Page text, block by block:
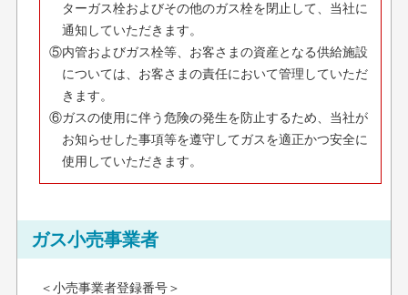
ターガス栓およびその他のガス栓を閉止して、当社に
通知していただきます。
⑤内管およびガス栓等、お客さまの資産となる供給施設
については、お客さまの責任において管理していただ
きます。
⑥ガスの使用に伴う危険の発生を防止するため、当社が
お知らせした事項等を遵守してガスを適正かつ安全に
使用していただきます。
ガス小売事業者
＜小売事業者登録番号＞